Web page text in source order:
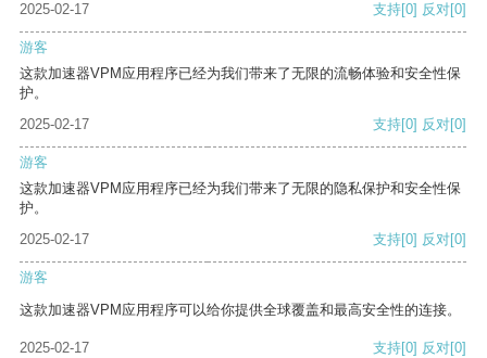
2025-02-17 支持[0] 反对[0]
游客
这款加速器VPM应用程序已经为我们带来了无限的流畅体验和安全性保
护。
2025-02-17
支持[0] 反对[0]
游客
这款加速器VPM应用程序已经为我们带来了无限的隐私保护和安全性保
护。
2025-02-17
支持[0] 反对[0]
游客
这款加速器VPM应用程序可以给你提供全球覆盖和最高安全性的连接。
2025-02-17 支持[0] 反对[0]